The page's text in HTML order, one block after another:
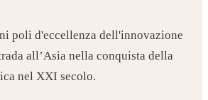
poli d'eccellenza dell'innovazione
all’Asia nella conquista della
nel XXI secolo.